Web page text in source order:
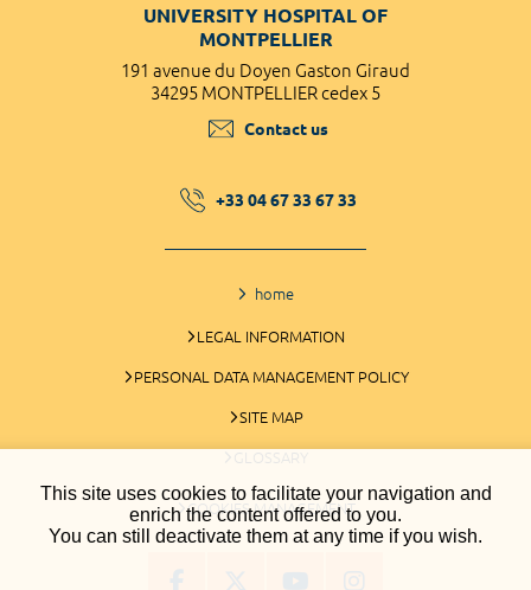
This site uses cookies to facilitate your navigation and
enrich the content offered to you.
You can still deactivate them at any time if you wish.
UNIVERSITY HOSPITAL OF
MONTPELLIER
191 avenue du Doyen Gaston Giraud
34295 MONTPELLIER cedex 5
Contact us
+33 04 67 33 67 33
home
LEGAL INFORMATION
PERSONAL DATA MANAGEMENT POLICY
SITE MAP
GLOSSARY
COOKIES MANAGEMENT